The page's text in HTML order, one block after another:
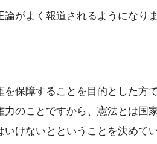
がよく報道されるようになり
保障することを目的とした方
のことですから、憲法とは国
けないとということを決めて